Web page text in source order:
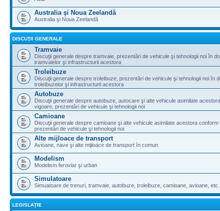
Australia şi Noua Zeelandă
Australia şi Noua Zeelandă
DISCUŢII GENERALE
Tramvaie
Discuţii generale despre tramvaie, prezentări de vehicule şi tehnologii noi în
tramvaielor şi infrastructurii acestora
Troleibuze
Discuţii generale despre troleibuze, prezentări de vehicule şi tehnologii noi în
troleibuzelor şi infrastructurii acestora
Autobuze
Discuţii generale despre autobuze, autocare şi alte vehicule asimilate
vigoare, prezentări de vehicule şi tehnologii noi
Camioane
Discuţii generale despre camioane şi alte vehicule asimilate acestora
prezentări de vehicule şi tehnologii noi
Alte mijloace de transport
Avioane, nave şi alte mijloace de transport în comun
Modelism
Modelism feroviar şi urban
Simulatoare
Simuatoare de trenuri, tramvaie, autobuze, troleibuze, camioane, avioane, etc.
LEGISLAŢIE